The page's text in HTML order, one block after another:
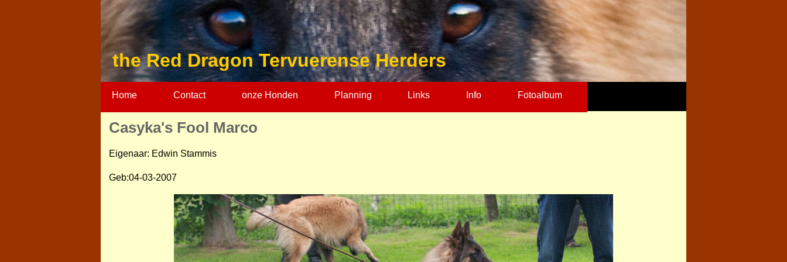
the Red Dragon Tervuerense Herders
Home Contact onze Honden Planning Links Info Fotoalbum
Casyka's Fool Marco
Eigenaar: Edwin Stammis
Geb:04-03-2007